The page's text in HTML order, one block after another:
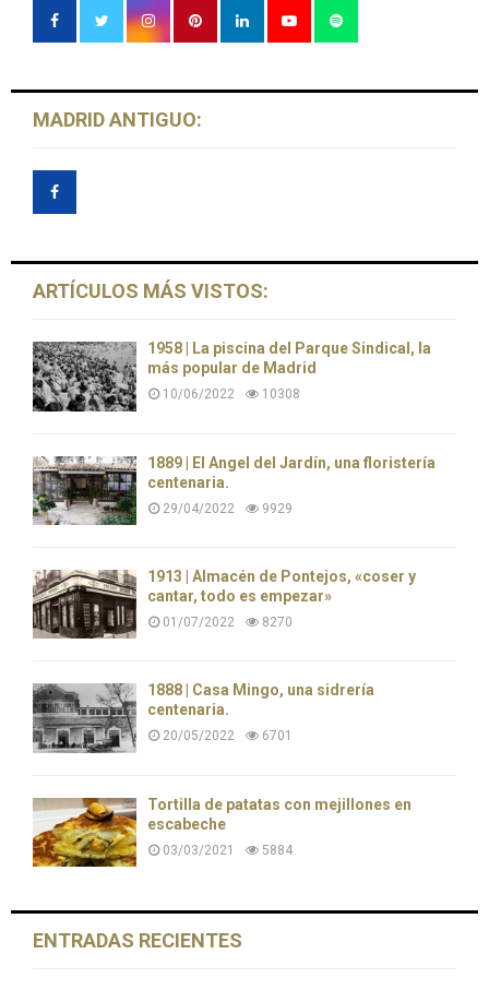
MADRID ANTIGUO:
ARTÍCULOS MÁS VISTOS:
1958 | La piscina del Parque Sindical, la
más popular de Madrid
10/06/2022 10308
1889 | El Ángel del Jardín, una floristería
centenaria.
29/04/2022 9929
1913 | Almacén de Pontejos, «coser y
cantar, todo es empezar»
01/07/2022 8270
1888 | Casa Mingo, una sidrería
centenaria.
20/05/2022 6701
Tortilla de patatas con mejillones en
escabeche
03/03/2021 5884
ENTRADAS RECIENTES